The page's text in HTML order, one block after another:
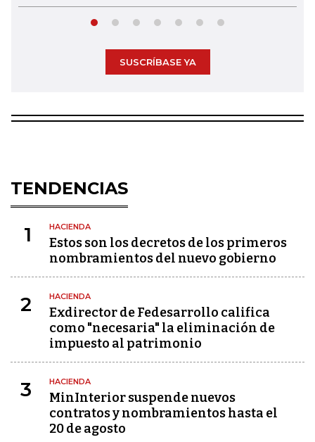
SUSCRÍBASE YA
TENDENCIAS
1 HACIENDA
Estos son los decretos de los primeros
nombramientos del nuevo gobierno
2 HACIENDA
Exdirector de Fedesarrollo califica
como "necesaria" la eliminación de
impuesto al patrimonio
3 HACIENDA
MinInterior suspende nuevos
contratos y nombramientos hasta el
20 de agosto